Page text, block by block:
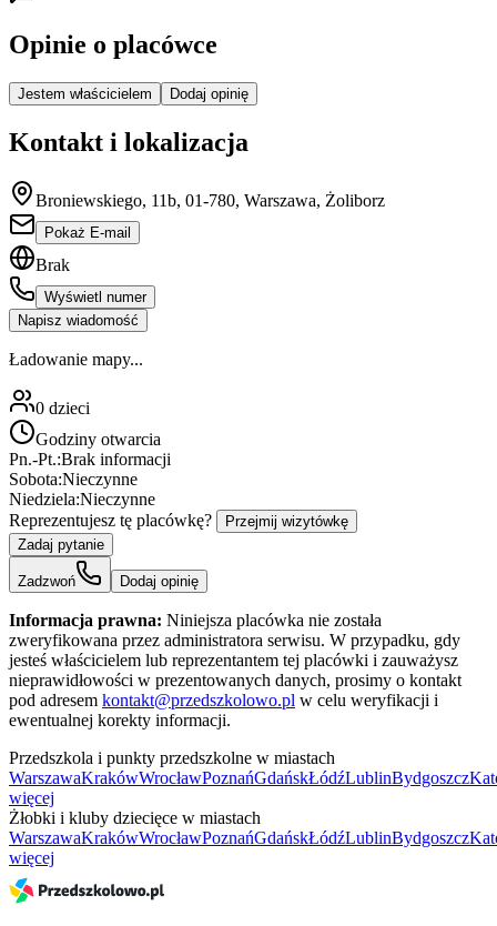
Opinie o placówce
Jestem właścicielem Dodaj opinię
Kontakt i lokalizacja
Broniewskiego, 11b, 01-780, Warszawa, Żoliborz
Pokaż E-mail
Brak
Wyświetl numer
Napisz wiadomość
Ładowanie mapy...
0 dzieci
Godziny otwarcia
Pn.-Pt.:Brak informacji
Sobota:Nieczynne
Niedziela:Nieczynne
Reprezentujesz tę placówkę?
Przejmij wizytówkę
Zadaj pytanie
Zadzwoń Dodaj opinię
Informacja prawna: Niniejsza placówka nie została
zweryfikowana przez administratora serwisu. W przypadku, gdy
jesteś właścicielem lub reprezentantem tej placówki i zauważysz
nieprawidłowości w prezentowanych danych, prosimy o kontakt
pod adresem kontakt@przedszkolowo.pl w celu weryfikacji i
ewentualnej korekty informacji.
Przedszkola i punkty przedszkolne w miastach
WarszawaKrakówWrocławPoznańGdańskŁódźLublinBydgoszcz
więcej
Żłobki i kluby dziecięce w miastach
WarszawaKrakówWrocławPoznańGdańskŁódźLublinBydgoszcz
więcej